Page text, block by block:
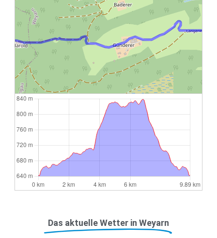
Das aktuelle Wetter in Weyarn